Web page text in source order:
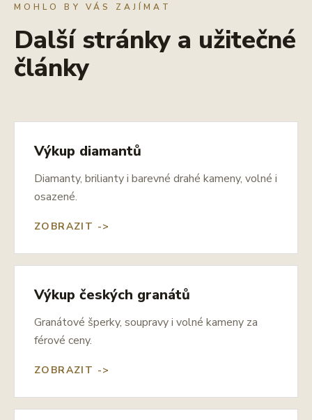
MOHLO BY VÁS ZAJÍMAT
Další stránky a užitečné
články
Výkup diamantů
Diamanty, brilianty i barevné drahé kameny, volné i
osazené.
ZOBRAZIT ->
Výkup českých granátů
Granátové šperky, soupravy i volné kameny za
férové ceny.
ZOBRAZIT ->